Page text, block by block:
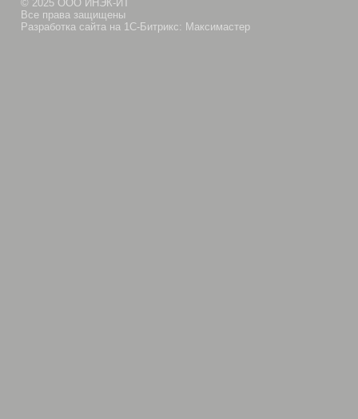
© 2025 ООО ИНЭК-ИТ
Все права защищены
Разработка сайта на 1С-Битрикс: Максимастер